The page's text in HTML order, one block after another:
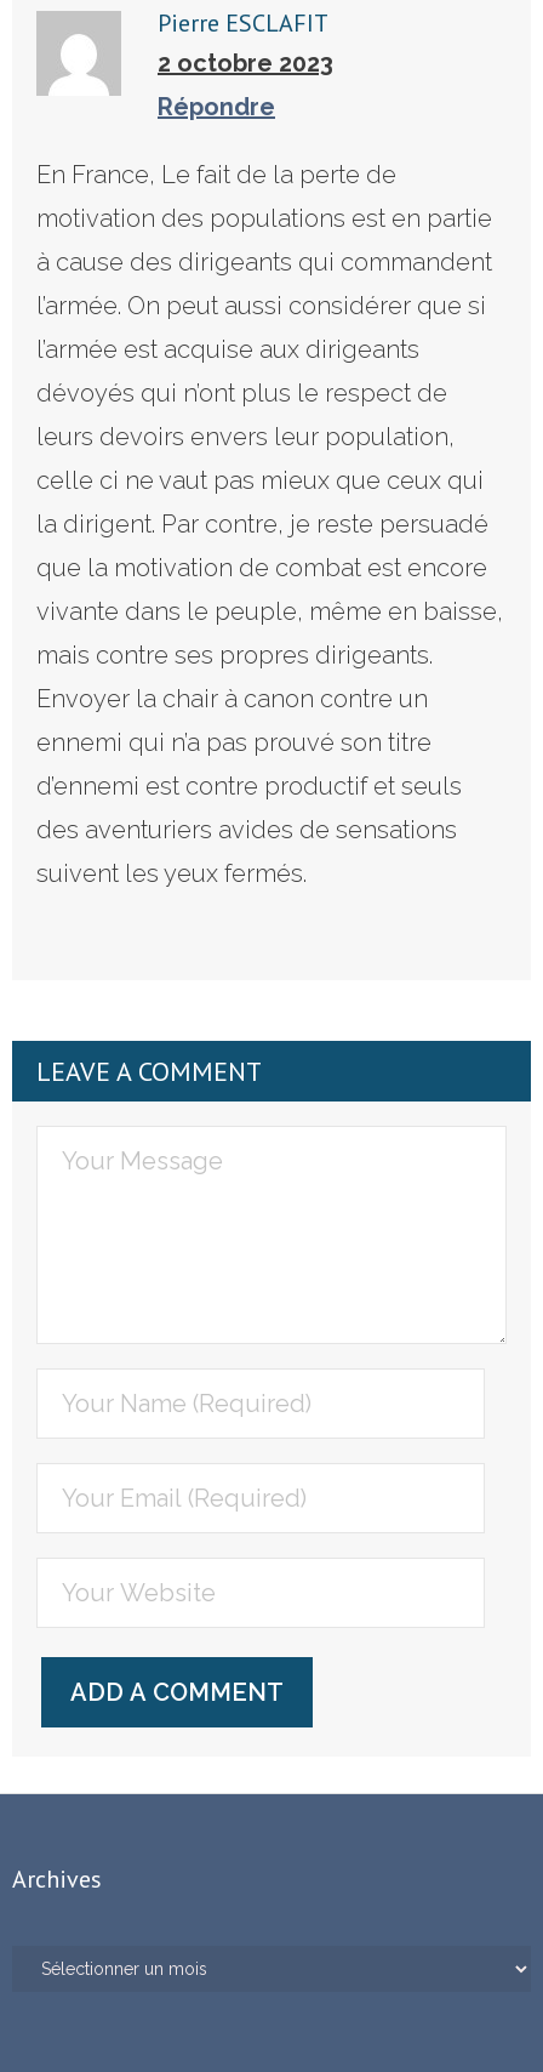
Pierre ESCLAFIT
2 octobre 2023
Répondre
En France, Le fait de la perte de
motivation des populations est en partie
à cause des dirigeants qui commandent
l’armée. On peut aussi considérer que si
l’armée est acquise aux dirigeants
dévoyés qui n’ont plus le respect de
leurs devoirs envers leur population,
celle ci ne vaut pas mieux que ceux qui
la dirigent. Par contre, je reste persuadé
que la motivation de combat est encore
vivante dans le peuple, même en baisse,
mais contre ses propres dirigeants.
Envoyer la chair à canon contre un
ennemi qui n’a pas prouvé son titre
d’ennemi est contre productif et seuls
des aventuriers avides de sensations
suivent les yeux fermés.
LEAVE A COMMENT
Archives